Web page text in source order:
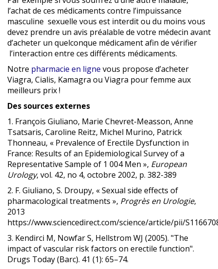
l’achat de ces médicaments contre l’impuissance
masculine sexuelle vous est interdit ou du moins vous
devez prendre un avis préalable de votre médecin avant
d’acheter un quelconque médicament afin de vérifier
l’interaction entre ces différents médicaments.
Notre pharmacie en ligne vous propose d’acheter
Viagra, Cialis, Kamagra ou Viagra pour femme aux
meilleurs prix !
Des sources externes
1. François Giuliano, Marie Chevret-Measson, Anne
Tsatsaris, Caroline Reitz, Michel Murino, Patrick
Thonneau, « Prevalence of Erectile Dysfunction in
France: Results of an Epidemiological Survey of a
Representative Sample of 1 004 Men », European
Urology, vol. 42, no 4,‎ octobre 2002, p. 382-389
2. F. Giuliano, S. Droupy, « Sexual side effects of
pharmacological treatments », Progrès en Urologie,‎
2013
https://www.sciencedirect.com/science/article/pii/
3. Kendirci M, Nowfar S, Hellstrom WJ (2005). "The
impact of vascular risk factors on erectile function".
Drugs Today (Barc). 41 (1): 65–74.